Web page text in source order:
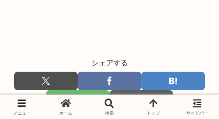
シェアする
メニュー ホーム 検索 トップ サイドバー